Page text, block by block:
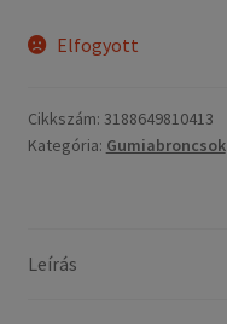
Elfogyott
Cikkszám: 3188649810413
Kategória: Gumiabroncsok
Leírás